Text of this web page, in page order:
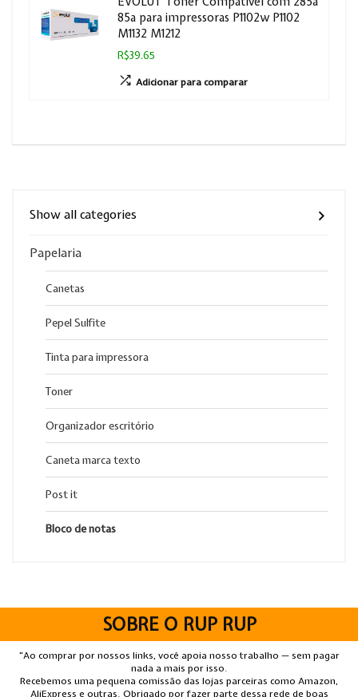
85a para impressoras P1102w P1102
M1132 M1212
R$39.65
Adicionar para comparar
Show all categories
Papelaria
Canetas
Pepel Sulfite
Tinta para impressora
Toner
Organizador escritório
Caneta marca texto
Post it
Bloco de notas
SOBRE O RUP RUP
“Ao comprar por nossos links, você apoia nosso trabalho — sem pagar
nada a mais por isso.
Recebemos uma pequena comissão das lojas parceiras como Amazon,
AliExpress e outras. Obrigado por fazer parte dessa rede de boas